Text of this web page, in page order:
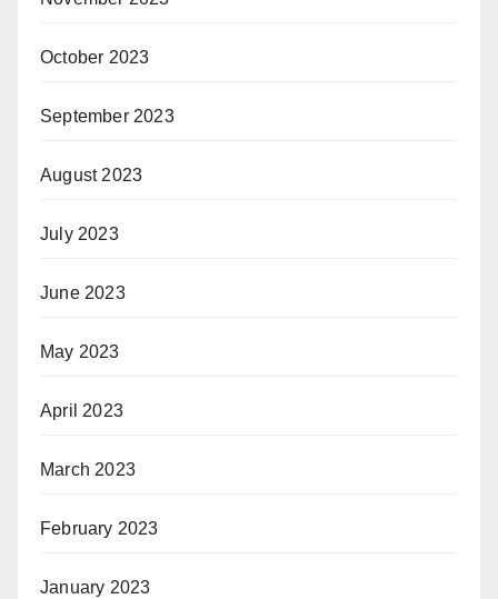
October 2023
September 2023
August 2023
July 2023
June 2023
May 2023
April 2023
March 2023
February 2023
January 2023